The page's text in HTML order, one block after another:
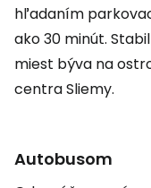
hľadaním
ako 30 minút.
miest býva na
centra Sliemy.
Autobusom